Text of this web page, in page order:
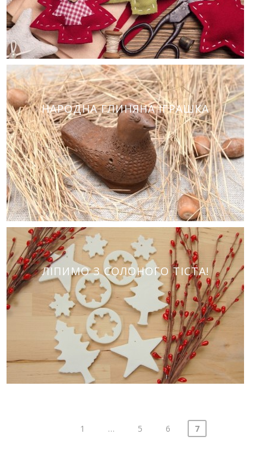
НАРОДНА ГЛИНЯНА ІГРАШКА
ЛІПИМО З СОЛОНОГО ТІСТА!
1 … 5 6 7